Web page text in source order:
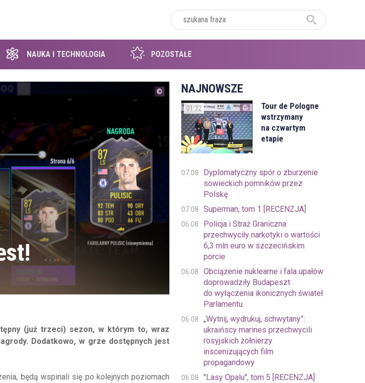
NAUKA I TECHNOLOGIA POZOSTAŁE
(już trzeci) sezon, w którym to, wraz
Dodatkowo, w grze dostępnych jest
będą wspinali się po kolejnych poziomach
NAJNOWSZE
01:32
Tour de Pologne
wstrzymany
na czwartym
etapie
07.08
Dyplomatyczny spór o zburzenie
sowieckich pomników przez
Polskę
07.08 Superman, tom 1 [RECENZJA]
06.08
Policja i Straż Graniczna
przechwyciły narkotyki o wartości
6,3 mln euro w szczecińskim
porcie
06.08
Obciążenie nuklearne i fala upałów
doprowadziły Budapeszt
do wyłączenia ikonicznych świateł
Parlamentu
06.08
„Wytnij, wydrukuj, schwytany”:
ukraińscy marines przechwycili
rosyjskich żołnierzy
inscenizujących film
propagandowy
06.08 "Lasy Opalu", tom 5 [RECENZJA]